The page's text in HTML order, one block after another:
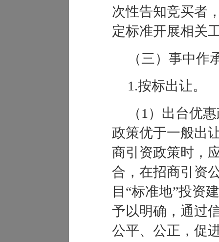
次性告知竞买者
定标准开展相关
（三）事中作
1.按标出让。
（1 ）出台优
政策优于一般出
商引资政策时，
合，在招商引资
目 “标准地”投资
予以明确，通过
公平、公正，促